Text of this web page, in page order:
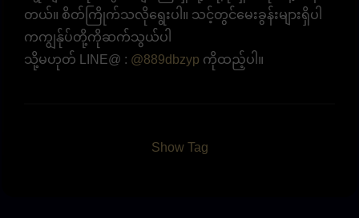
တယ်။ စိတ်ကြိုက်သလိုရွေးပါ။ သင့်တွင်မေးခွန်းများရှိပါ
ကကျွန်ုပ်တို့ကိုဆက်သွယ်ပါ
သို့မဟုတ် LINE@ : @889dbzyp ကိုထည့်ပါ။
Show Tag